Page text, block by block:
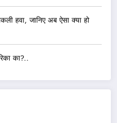
हवा, जानिए अब ऐसा क्या हो
का?..